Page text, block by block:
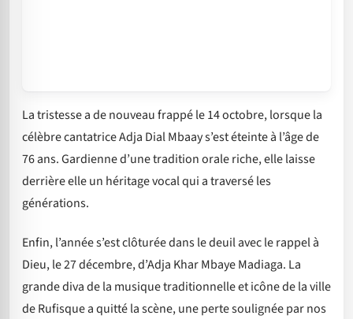
La tristesse a de nouveau frappé le 14 octobre, lorsque la
célèbre cantatrice Adja Dial Mbaay s’est éteinte à l’âge de
76 ans. Gardienne d’une tradition orale riche, elle laisse
derrière elle un héritage vocal qui a traversé les
générations.
Enfin, l’année s’est clôturée dans le deuil avec le rappel à
Dieu, le 27 décembre, d’Adja Khar Mbaye Madiaga. La
grande diva de la musique traditionnelle et icône de la ville
de Rufisque a quitté la scène, une perte soulignée par nos